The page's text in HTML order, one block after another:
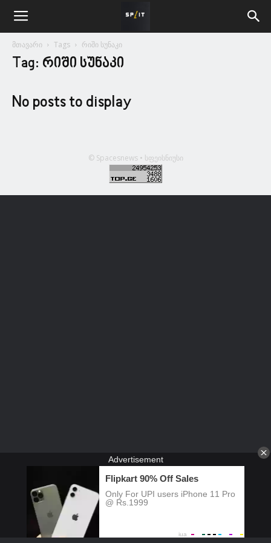
მთავარი Tags რიში სუნაკი
Tag: რიში სუნაკი
No posts to display
© Spacesnews • სფეისნიუსი